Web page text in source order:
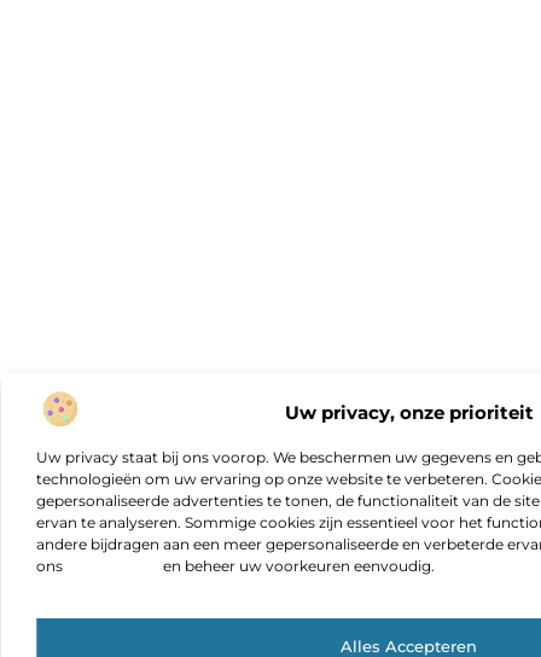
Uw privacy, onze prioriteit
Uw privacy staat bij ons voorop. We beschermen uw gegevens en
technologieën om uw ervaring op onze website te verbeteren.
gepersonaliseerde advertenties te tonen, de functionaliteit van de
ervan te analyseren. Sommige cookies zijn essentieel voor het
andere bijdragen aan een meer gepersonaliseerde en verbeterde
ons
en beheer uw voorkeuren eenvoudig.
Alles Accepteren